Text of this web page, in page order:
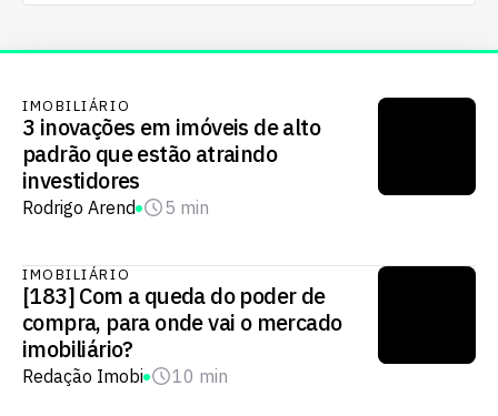
IMOBILIÁRIO
3 inovações em imóveis de alto
padrão que estão atraindo
investidores
Rodrigo Arend 5 min
IMOBILIÁRIO
[183] Com a queda do poder de
compra, para onde vai o mercado
imobiliário?
Redação Imobi 10 min